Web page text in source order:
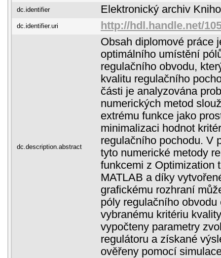
dc.identifier Elektronický archiv
dc.identifier.uri http://hdl.handle.net/
dc.description.abstract
Obsah diplomové práce
optimálního umístění
regulačního obvodu,
kvalitu regulačního
části je analyzována
numerických metod
extrému funkce jako
minimalizaci hodnot
regulačního pochodu. V
tyto numerické metody
funkcemi z Optimization
MATLAB a díky
grafickému rozhraní
póly regulačního
vybranému kritériu
vypočteny parametry
regulátoru a získané
ověřeny pomocí